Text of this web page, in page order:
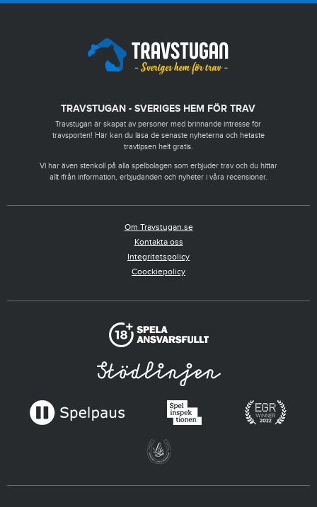
TRAVSTUGAN - SVERIGES HEM FÖR TRAV
Travstugan är skapat av personer med brinnande intresse för
travsporten! Här kan du läsa de senaste nyheterna och hetaste
travtipsen helt gratis.
Vi har även stenkoll på alla spelbolagen som erbjuder trav och du hittar
allt ifrån information, erbjudanden och nyheter i våra recensioner.
Om Travstugan.se
Kontakta oss
Integritetspolicy
Coockiepolicy